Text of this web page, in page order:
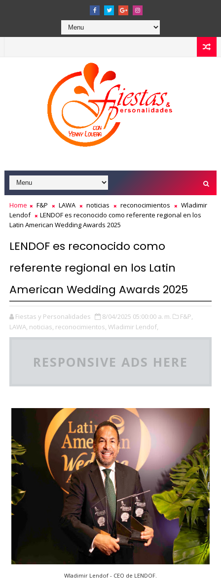
Home F&P LAWA noticias reconocimientos
Wladimir
Lendof
LENDOF es reconocido como referente regional en los
Latin American Wedding Awards 2025
LENDOF es reconocido como
referente regional en los Latin
American Wedding Awards 2025
Fiestas y Personalidades 8/04/2025 05:00:00 a. m.
F&P,
LAWA, noticias, reconocimientos, Wladimir Lendof,
RESPONSIVE ADS HERE
Wladimir Lendof - CEO de LENDOF.